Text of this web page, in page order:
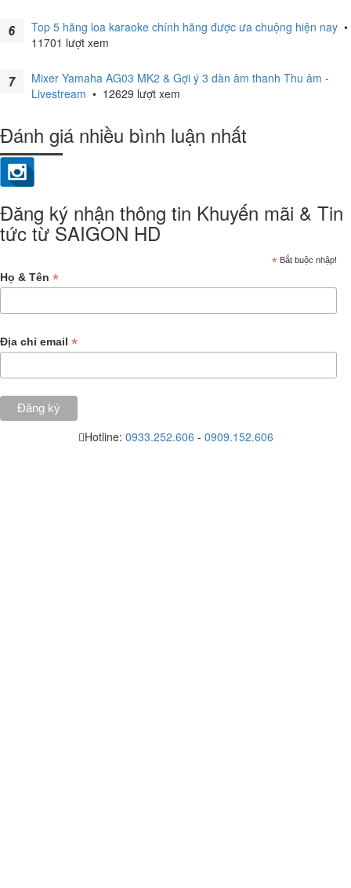
Top 5 hãng loa karaoke chính hãng được ưa chuộng hiện nay •
11701 lượt xem
Mixer Yamaha AG03 MK2 & Gợi ý 3 dàn âm thanh Thu âm -
Livestream • 12629 lượt xem
Đánh giá nhiều bình luận nhất
Đăng ký nhận thông tin Khuyến mãi & Tin
tức từ SAIGON HD
* Bắt buộc nhập!
Họ & Tên *
Địa chỉ email *
Hotline: 0933.252.606 - 0909.152.606